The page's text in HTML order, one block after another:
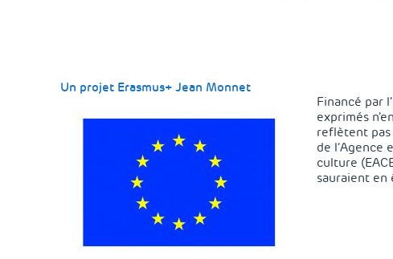
Un projet Erasmus+ Jean Monnet
Financé par
exprimés
reflètent pas
de l’Agence
culture
sauraient en